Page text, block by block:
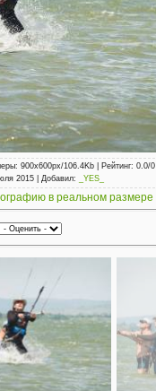
: 900x600px/106.4Kb | Рейтинг: 0.0/0
2015 | Добавил: _YES_
в реальном размере